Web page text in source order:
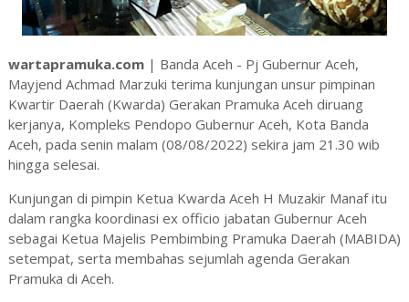
wartapramuka.com| Banda Aceh - Pj Gubernur Aceh,
Mayjend Achmad Marzuki terima kunjungan unsur pimpinan
Kwartir Daerah (Kwarda) Gerakan Pramuka Aceh diruang
kerjanya, Kompleks Pendopo Gubernur Aceh, Kota Banda
Aceh, pada senin malam (08/08/2022) sekira jam 21.30 wib
hingga selesai.
Kunjungan di pimpin Ketua Kwarda Aceh H Muzakir Manaf itu
dalam rangka koordinasi ex officio jabatan Gubernur Aceh
sebagai Ketua Majelis Pembimbing Pramuka Daerah (MABIDA)
setempat, serta membahas sejumlah agenda Gerakan
Pramuka di Aceh.